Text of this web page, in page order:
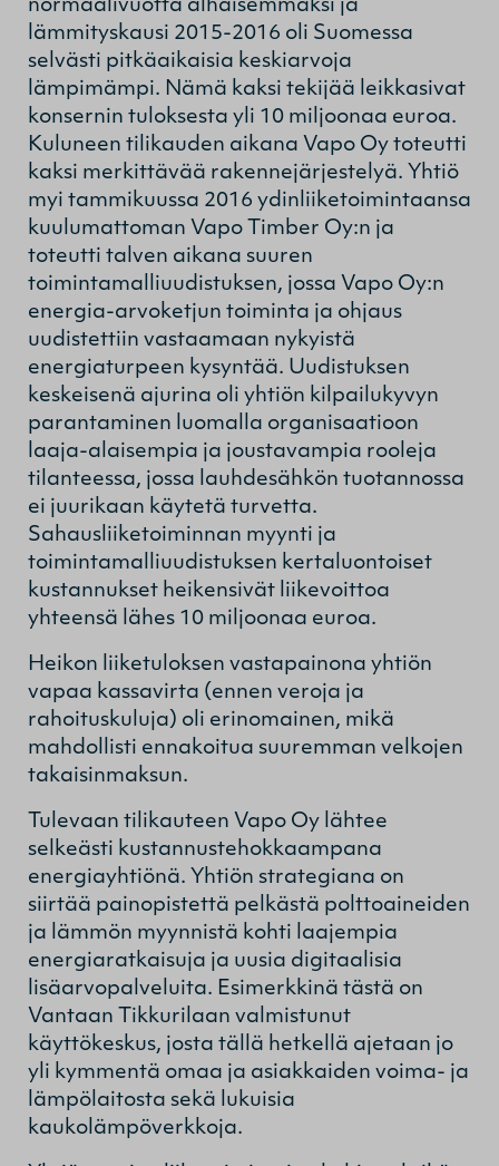
normaalivuotta alhaisemmaksi ja
lämmityskausi 2015-2016 oli Suomessa
selvästi pitkäaikaisia keskiarvoja
lämpimämpi. Nämä kaksi tekijää leikkasivat
konsernin tuloksesta yli 10 miljoonaa euroa.
Kuluneen tilikauden aikana Vapo Oy toteutti
kaksi merkittävää rakennejärjestelyä. Yhtiö
myi tammikuussa 2016 ydinliiketoimintaansa
kuulumattoman Vapo Timber Oy:n ja
toteutti talven aikana suuren
toimintamalliuudistuksen, jossa Vapo Oy:n
energia-arvoketjun toiminta ja ohjaus
uudistettiin vastaamaan nykyistä
energiaturpeen kysyntää. Uudistuksen
keskeisenä ajurina oli yhtiön kilpailukyvyn
parantaminen luomalla organisaatioon
laaja-alaisempia ja joustavampia rooleja
tilanteessa, jossa lauhdesähkön tuotannossa
ei juurikaan käytetä turvetta.
Sahausliiketoiminnan myynti ja
toimintamalliuudistuksen kertaluontoiset
kustannukset heikensivät liikevoittoa
yhteensä lähes 10 miljoonaa euroa.
Heikon liiketuloksen vastapainona yhtiön
vapaa kassavirta (ennen veroja ja
rahoituskuluja) oli erinomainen, mikä
mahdollisti ennakoitua suuremman velkojen
takaisinmaksun.
Tulevaan tilikauteen Vapo Oy lähtee
selkeästi kustannustehokkaampana
energiayhtiönä. Yhtiön strategiana on
siirtää painopistettä pelkästä polttoaineiden
ja lämmön myynnistä kohti laajempia
energiaratkaisuja ja uusia digitaalisia
lisäarvopalveluita. Esimerkkinä tästä on
Vantaan Tikkurilaan valmistunut
käyttökeskus, josta tällä hetkellä ajetaan jo
yli kymmentä omaa ja asiakkaiden voima- ja
lämpölaitosta sekä lukuisia
kaukolämpöverkkoja.